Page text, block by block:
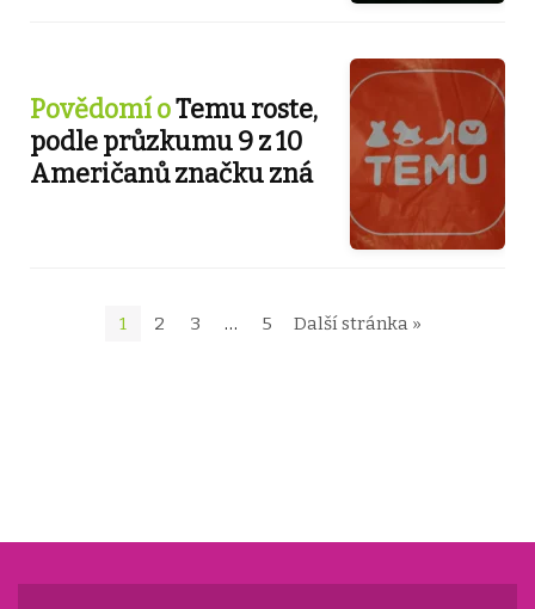
Povědomí oTemu roste,
podle průzkumu 9 z 10
Američanů značku zná
1 2 3 … 5 Další stránka »